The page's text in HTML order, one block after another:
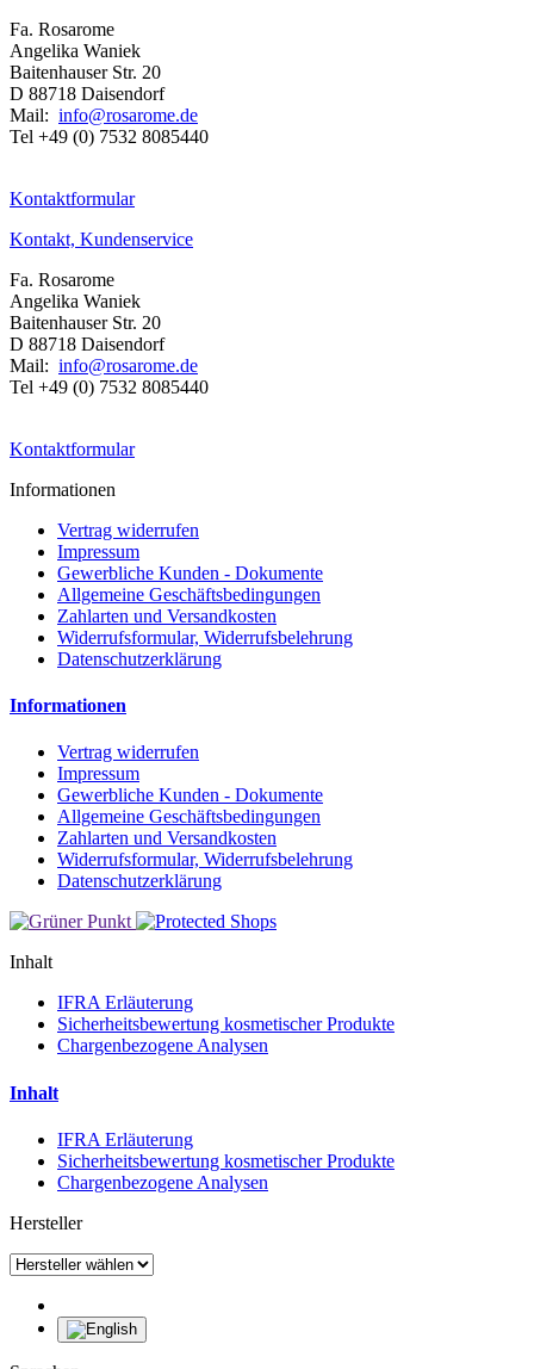
Fa. Rosarome
Angelika Waniek
Baitenhauser Str. 20
D 88718 Daisendorf
Mail: info@rosarome.de
Tel +49 (0) 7532 8085440
Kontaktformular
Kontakt, Kundenservice
Fa. Rosarome
Angelika Waniek
Baitenhauser Str. 20
D 88718 Daisendorf
Mail: info@rosarome.de
Tel +49 (0) 7532 8085440
Kontaktformular
Informationen
Vertrag widerrufen
Impressum
Gewerbliche Kunden - Dokumente
Allgemeine Geschäftsbedingungen
Zahlarten und Versandkosten
Widerrufsformular, Widerrufsbelehrung
Datenschutzerklärung
Informationen
Vertrag widerrufen
Impressum
Gewerbliche Kunden - Dokumente
Allgemeine Geschäftsbedingungen
Zahlarten und Versandkosten
Widerrufsformular, Widerrufsbelehrung
Datenschutzerklärung
Inhalt
IFRA Erläuterung
Sicherheitsbewertung kosmetischer Produkte
Chargenbezogene Analysen
Inhalt
IFRA Erläuterung
Sicherheitsbewertung kosmetischer Produkte
Chargenbezogene Analysen
Hersteller